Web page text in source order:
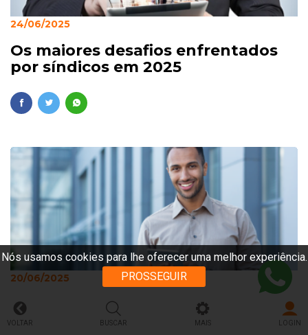
Nós usamos cookies para lhe oferecer uma melhor experiência.
PROSSEGUIR
24/06/2025
Os maiores desafios enfrentados
por síndicos em 2025
20/06/2025
Responsabilidade legal do síndico
profissional: o peso da gestão
VOLTAR BUSCAR MAIS LOGIN